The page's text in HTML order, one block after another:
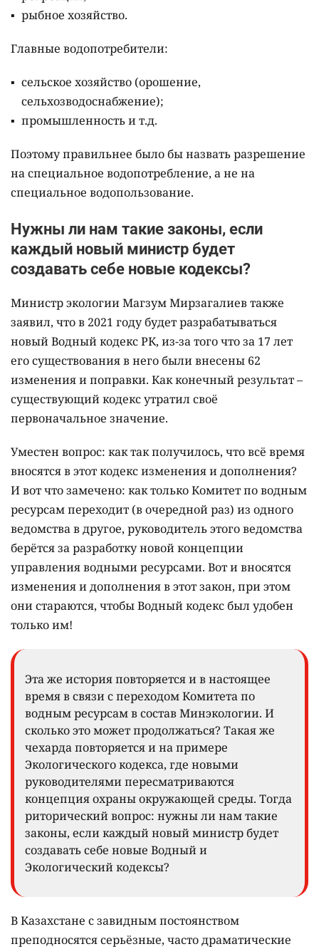
рыбное хозяйство.
Главные водопотребители:
сельское хозяйство (орошение,
сельхозводоснабжение);
промышленность и т.д.
Поэтому правильнее было бы назвать разрешение
на специальное водопотребление, а не на
специальное водопользование.
Нужны ли нам такие законы, если
каждый новый министр будет
создавать себе новые кодексы?
Министр экологии Магзум Мирзагалиев также
заявил, что в 2021 году будет разрабатываться
новый Водный кодекс РК, из-за того что за 17 лет
его существования в него были внесены 62
изменения и поправки. Как конечный результат –
существующий кодекс утратил своё
первоначальное значение.
Уместен вопрос: как так получилось, что всё время
вносятся в этот кодекс изменения и дополнения?
И вот что замечено: как только Комитет по водным
ресурсам переходит (в очередной раз) из одного
ведомства в другое, руководитель этого ведомства
берётся за разработку новой концепции
управления водными ресурсами. Вот и вносятся
изменения и дополнения в этот закон, при этом
они стараются, чтобы Водный кодекс был удобен
только им!
Эта же история повторяется и в настоящее
время в связи с переходом Комитета по
водным ресурсам в состав Минэкологии. И
сколько это может продолжаться? Такая же
чехарда повторяется и на примере
Экологического кодекса, где новыми
руководителями пересматриваются
концепция охраны окружающей среды. Тогда
риторический вопрос: нужны ли нам такие
законы, если каждый новый министр будет
создавать себе новые Водный и
Экологический кодексы?
В Казахстане с завидным постоянством
преподносятся серьёзные, часто драматические